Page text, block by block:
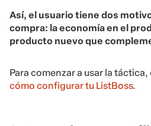
Así, el usuario tiene dos
compra: la economía en el
producto nuevo que
Para comenzar a usar la
cómo configurar tu ListBoss.